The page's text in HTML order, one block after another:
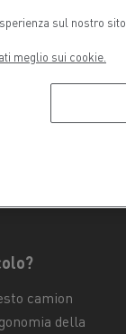
colgo la
delle
di parcheggio
camion
della
sul nostro
meglio sui cookie.